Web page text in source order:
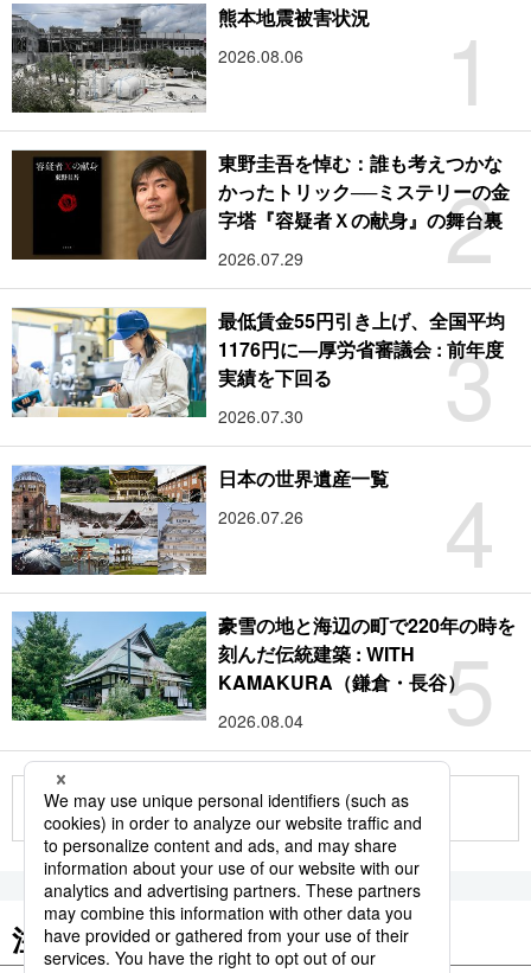
1
熊本地震被害状況
2026.08.06
2
東野圭吾を悼む：誰も考えつかな
かったトリック──ミステリーの金
字塔『容疑者Ｘの献身』の舞台裏
2026.07.29
3
最低賃金55円引き上げ、全国平均
1176円に―厚労省審議会 : 前年度
実績を下回る
2026.07.30
4
日本の世界遺産一覧
2026.07.26
5
豪雪の地と海辺の町で220年の時を
刻んだ伝統建築 : WITH
KAMAKURA（鎌倉・長谷）
2026.08.04
もっと見る
注目のキーワード